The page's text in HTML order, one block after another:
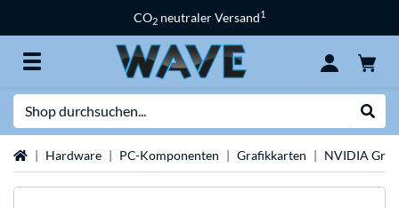
CO2 neutraler Versand1
StartseiteHardware PC-Komponenten Grafikkarten NVIDIA